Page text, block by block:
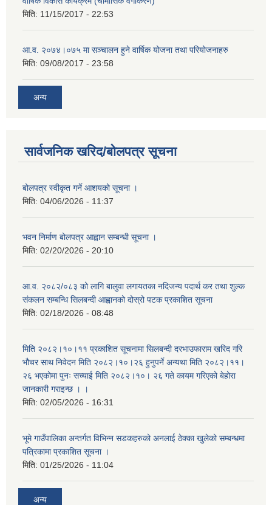
मिति: 11/15/2017 - 22:53
आ.व. २०७४।०७५ मा सञ्चालन हुने वार्षिक योजना तथा परियोजनाहरु
मिति: 09/08/2017 - 23:58
अन्य
सार्वजनिक खरिद/बोलपत्र सूचना
बोलपत्र स्वीकृत गर्ने आशयको सूचना ।
मिति: 04/06/2026 - 11:37
भवन निर्माण बोलपत्र आह्वान सम्बन्धी सूचना ।
मिति: 02/20/2026 - 20:10
आ.व. २०८२/०८३ को लागि बालुवा लगायतका नदिजन्य पदार्थ कर तथा शुल्क
संकलन सम्बन्धि सिलबन्दी आह्वानको दोस्रो पटक प्रकाशित सूचना
मिति: 02/18/2026 - 08:48
मिति २०८२।१०।११ प्रकाशित सूचनामा सिलबन्दी दरभाउफाराम खरिद गरि
भौचर साथ निवेदन मिति २०८२।१०।२६ हुनुपर्ने अन्यथा मिति २०८२।११।
२६ भएकोमा पुनः सच्याई मिति २०८२।१०। २६ गते कायम गरिएको बेहोरा
जानकारी गराइन्छ । ।
मिति: 02/05/2026 - 16:31
भूमे गाउँपालिका अन्तर्गत विभिन्न सडकहरुको अनलाई ठेक्का खुलेको सम्बन्धमा
पत्रिकामा प्रकाशित सूचना ।
मिति: 01/25/2026 - 11:04
अन्य